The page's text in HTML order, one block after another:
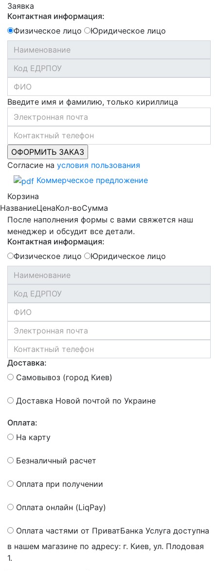
Заявка
Контактная информация:
Физическое лицо
Юридическое лицо
Введите имя и фамилию, только кириллица
Согласие на условия пользования
Коммерческое предложение
Корзина
НазваниеЦенаКол-воСумма
После наполнения формы с вами свяжется наш
менеджер и обсудит все детали.
Контактная информация:
Физическое лицо
Юридическое лицо
Доставка:
Самовывоз (город Киев)
Доставка Новой почтой по Украине
Оплата:
На карту
Безналичный расчет
Оплата при получении
Оплата онлайн (LiqPay)
Оплата частями от ПриватБанка Услуга доступна
в нашем магазине по адресу: г. Киев, ул. Плодовая
1.